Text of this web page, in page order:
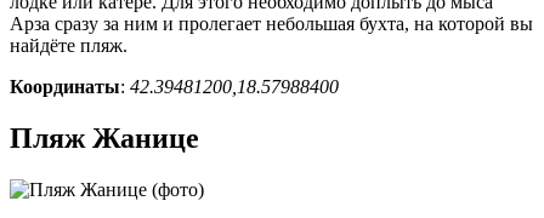
Арза сразу за ним и пролегает небольшая бухта, на которой вы
найдёте пляж.
Координаты: 42.39481200,18.57988400
Пляж Жанице